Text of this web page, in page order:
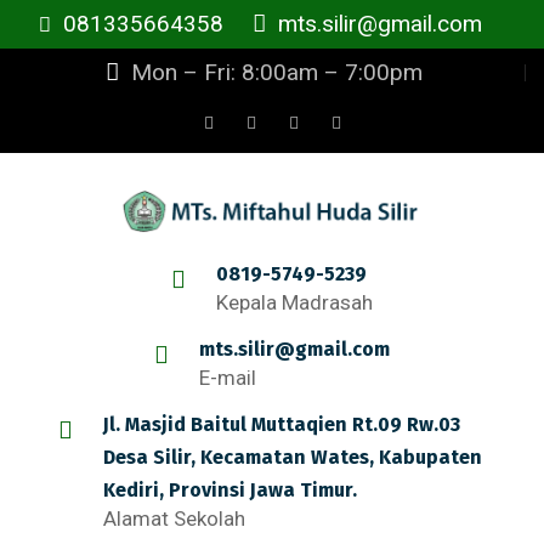
081335664358
mts.silir@gmail.com
Mon – Fri: 8:00am – 7:00pm
0819-5749-5239
Kepala Madrasah
mts.silir@gmail.com
E-mail
Jl. Masjid Baitul Muttaqien Rt.09 Rw.03
Desa Silir, Kecamatan Wates, Kabupaten
Kediri, Provinsi Jawa Timur.
Alamat Sekolah